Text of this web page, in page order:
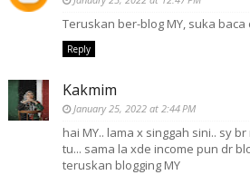
Teruskan ber-blog MY, suka baca
Reply
Kakmim
January 25, 2022 at 2:44 PM
hai MY.. lama x singgah sini.. sy
tu... sama la xde income pun dr
teruskan blogging MY